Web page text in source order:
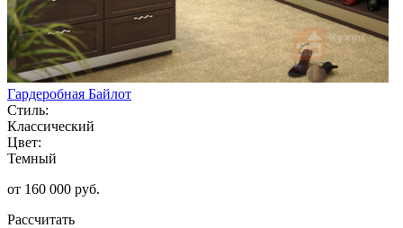
Гардеробная Байлот
Стиль:
Классический
Цвет:
Темный
от 160 000 руб.
Рассчитать